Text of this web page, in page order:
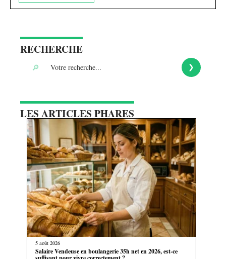
RECHERCHE
LES ARTICLES PHARES
5 août 2026
Salaire Vendeuse en boulangerie 35h net en 2026, est-ce